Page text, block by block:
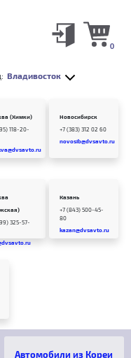
Владивосток
0
(Химки)
118-20-
Новосибирск
+7 (383) 312 02 60
novosib@dvsavto.ru
325-57-
Казань
+7 (843) 500-45-
80
kazan@dvsavto.ru
Автомобили из Кореи